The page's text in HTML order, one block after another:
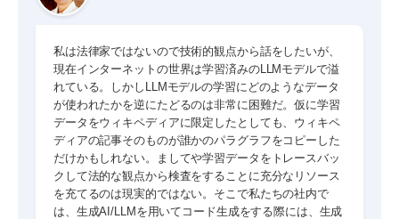
私は法律家ではないので技術的観点から話をしたいが、
現在インターネットの世界は学習済みのLLMモデルで溢
れている。しかしLLMモデルの学習にどのようなデータ
が使われたかを逆にたどるのは非常に困難だ。仮に学習
データをウィキペディアに限定したとしても、ウィキペ
ディアの記事そのものが誰かのパラグラフをコピーした
だけかもしれない。ましてや学習データをトレースバッ
クして法的な観点から検査をすることに充分なリソース
を充てるのは現実的ではない。そこで私たちの社内で
は、生成AI/LLMを用いてコード生成をする際には、生成